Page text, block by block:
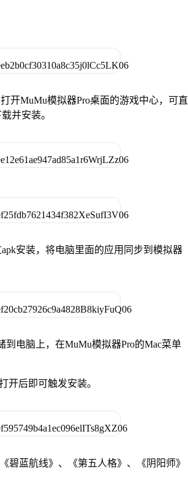
开MuMu模拟器Pro桌面的游戏中心，可直
并安装。
安装，将电脑里面的应用同步到模拟器
到电脑上，在MuMu模拟器Pro的Mac菜单
开后即可触发安装。
碧蓝航线》、《第五人格》、《阴阳师》